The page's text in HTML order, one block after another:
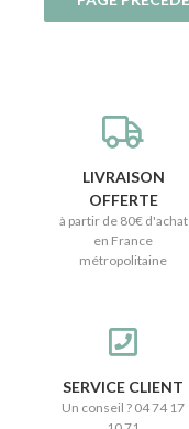
LIVRAISON
OFFERTE
à partir de 80€ d'achat
en France
métropolitaine
SERVICE CLIENT
Un conseil ? 04 74 17